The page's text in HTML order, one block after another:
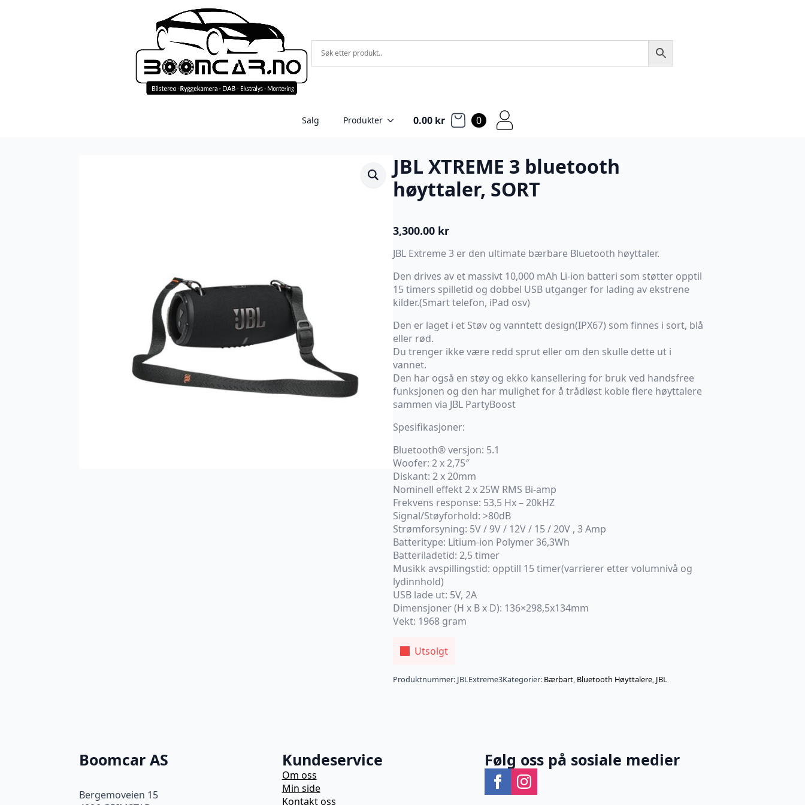
Salg Produkter 0.00 kr 0
JBL XTREME 3 bluetooth
høyttaler, SORT
3,300.00 kr
JBL Extreme 3 er den ultimate bærbare Bluetooth høyttaler.
Den drives av et massivt 10,000 mAh Li-ion batteri som støtter opptil
15 timers spilletid og dobbel USB utganger for lading av ekstrene
kilder.(Smart telefon, iPad osv)
Den er laget i et Støv og vanntett design(IPX67) som finnes i sort, blå
eller rød.
Du trenger ikke være redd sprut eller om den skulle dette ut i
vannet.
Den har også en støy og ekko kansellering for bruk ved handsfree
funksjonen og den har mulighet for å trådløst koble flere høyttalere
sammen via JBL PartyBoost
Spesifikasjoner:
Bluetooth® versjon: 5.1
Woofer: 2 x 2,75″
Diskant: 2 x 20mm
Nominell effekt 2 x 25W RMS Bi-amp
Frekvens response: 53,5 Hx – 20kHZ
Signal/Støyforhold: >80dB
Strømforsyning: 5V / 9V / 12V / 15 / 20V , 3 Amp
Batteritype: Litium-ion Polymer 36,3Wh
Batteriladetid: 2,5 timer
Musikk avspillingstid: opptill 15 timer(varrierer etter volumnivå og
lydinnhold)
USB lade ut: 5V, 2A
Dimensjoner (H x B x D): 136×298,5x134mm
Vekt: 1968 gram
Utsolgt
Produktnummer: JBLExtreme3Kategorier: Bærbart, Bluetooth Høyttalere, JBL
Boomcar AS
Bergemoveien 15
Kundeservice
Om oss
Min side
Kontakt oss
Følg oss på sosiale medier